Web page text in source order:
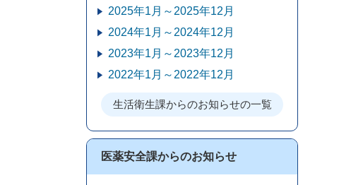
2025年1月～2025年12月
2024年1月～2024年12月
2023年1月～2023年12月
2022年1月～2022年12月
生活衛生課からのお知らせの一覧
医薬安全課からのお知らせ